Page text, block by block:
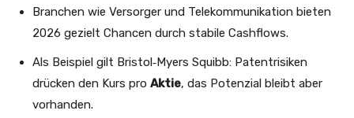
Branchen wie Versorger und Telekommunikation bieten
2026 gezielt Chancen durch stabile Cashflows.
Als Beispiel gilt Bristol‑Myers Squibb: Patentrisiken
drücken den Kurs pro Aktie, das Potenzial bleibt aber
vorhanden.